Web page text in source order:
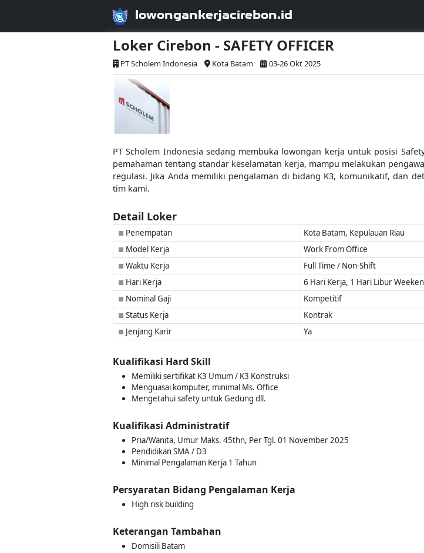
lowongankerjacirebon.id
Loker Cirebon - SAFETY OFFICER
PT Scholem Indonesia Kota Batam 03-26 Okt 2025
PT Scholem Indonesia sedang membuka lowongan kerja untuk posisi
pemahaman tentang standar keselamatan kerja, mampu melakukan
regulasi. Jika Anda memiliki pengalaman di bidang K3, komunikatif, dan
tim kami.
Detail Loker
■ Penempatan Kota Batam, Kepulauan Riau
■ Model Kerja Work From Office
■ Waktu Kerja Full Time / Non-Shift
■ Hari Kerja 6 Hari Kerja, 1 Hari Libur
■ Nominal Gaji Kompetitif
■ Status Kerja Kontrak
■ Jenjang Karir Ya
Kualifikasi Hard Skill
Memiliki sertifikat K3 Umum / K3 Konstruksi
Menguasai komputer, minimal Ms. Office
Mengetahui safety untuk Gedung dll.
Kualifikasi Administratif
Pria/Wanita, Umur Maks. 45thn, Per Tgl. 01 November 2025
Pendidikan SMA / D3
Minimal Pengalaman Kerja 1 Tahun
Persyaratan Bidang Pengalaman Kerja
High risk building
Keterangan Tambahan
Domisili Batam